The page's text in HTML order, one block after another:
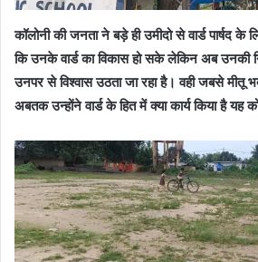
कॉलोनी की जनता ने बड़े ही उमीदो से वार्ड पार्षद के
कि उनके वार्ड का विकास हो सके लेकिन अब उनकी
उनपर से विश्वास उठता जा रहा है। वही जबसे मीतू
अबतक उन्होंने वार्ड के हित में क्या कार्य किया है यह